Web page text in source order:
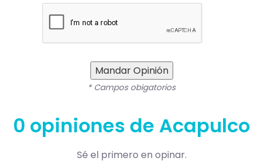
Mandar Opinión
* Campos obigatorios
0 opiniones de Acapulco
Sé el primero en opinar.